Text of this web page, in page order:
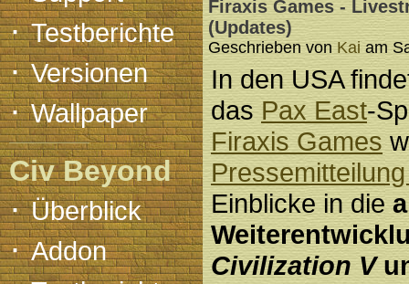
·Testberichte
·Versionen
·Wallpaper
Civ Beyond
·Überblick
·Addon
Firaxis Games -
(Updates)
Geschrieben vonKaiam
In den USA
dasPax East-
Firaxis Games
Einblicke in die
Civilization V